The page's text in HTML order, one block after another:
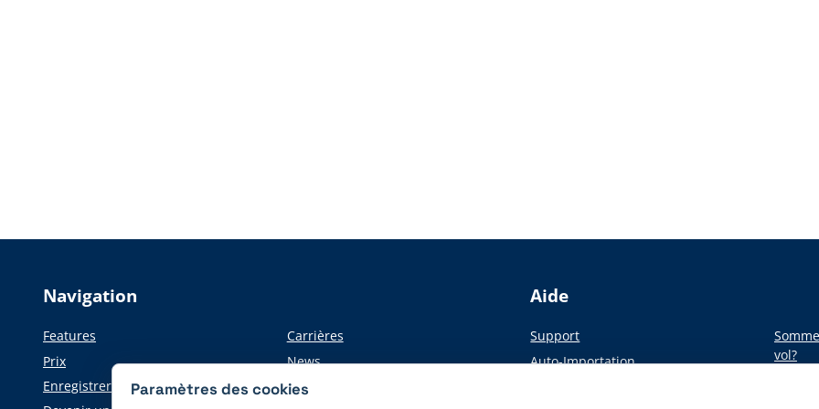
Navigation
Features
Prix
Enregistrer
Carrières
News
Informations pour la presse
Aide
Support
Auto-Importation
vol?
Paramètres des cookies